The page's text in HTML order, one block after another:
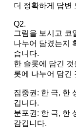
더 정확하게 답변
Q2.
그림을 보시고 코
나누어 담겼는지
습니다.
한 슬롯에 담긴
롯에 나누어 담긴
집중권: 한 극, 한
깁니다.
분포권: 한 극, 한
감깁니다.